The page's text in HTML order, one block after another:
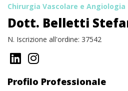
Chirurgia Vascolare e Angiologia
Dott. Belletti
N. Iscrizione all'ordine: 37542
Profilo Professionale